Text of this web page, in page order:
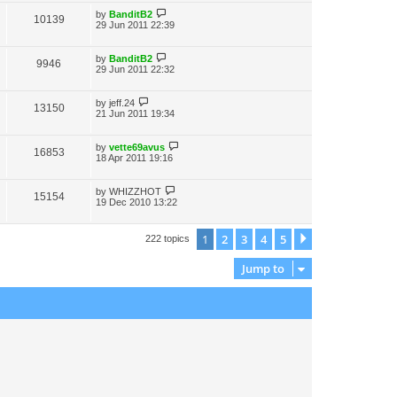
10139 by BanditB2
29 Jun 2011 22:39
9946 by BanditB2
29 Jun 2011 22:32
13150 by jeff.24
21 Jun 2011 19:34
16853 by vette69avus
18 Apr 2011 19:16
15154 by WHIZZHOT
19 Dec 2010 13:22
222 topics 1 2 3 4 5
Jump to